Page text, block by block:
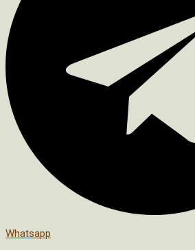
Whatsapp